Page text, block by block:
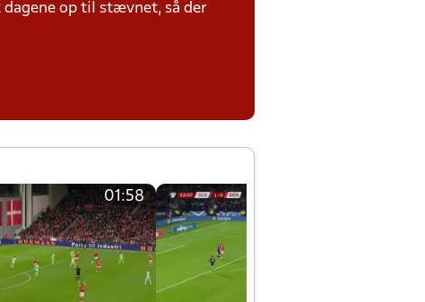
op til stævnet, så der
01:58